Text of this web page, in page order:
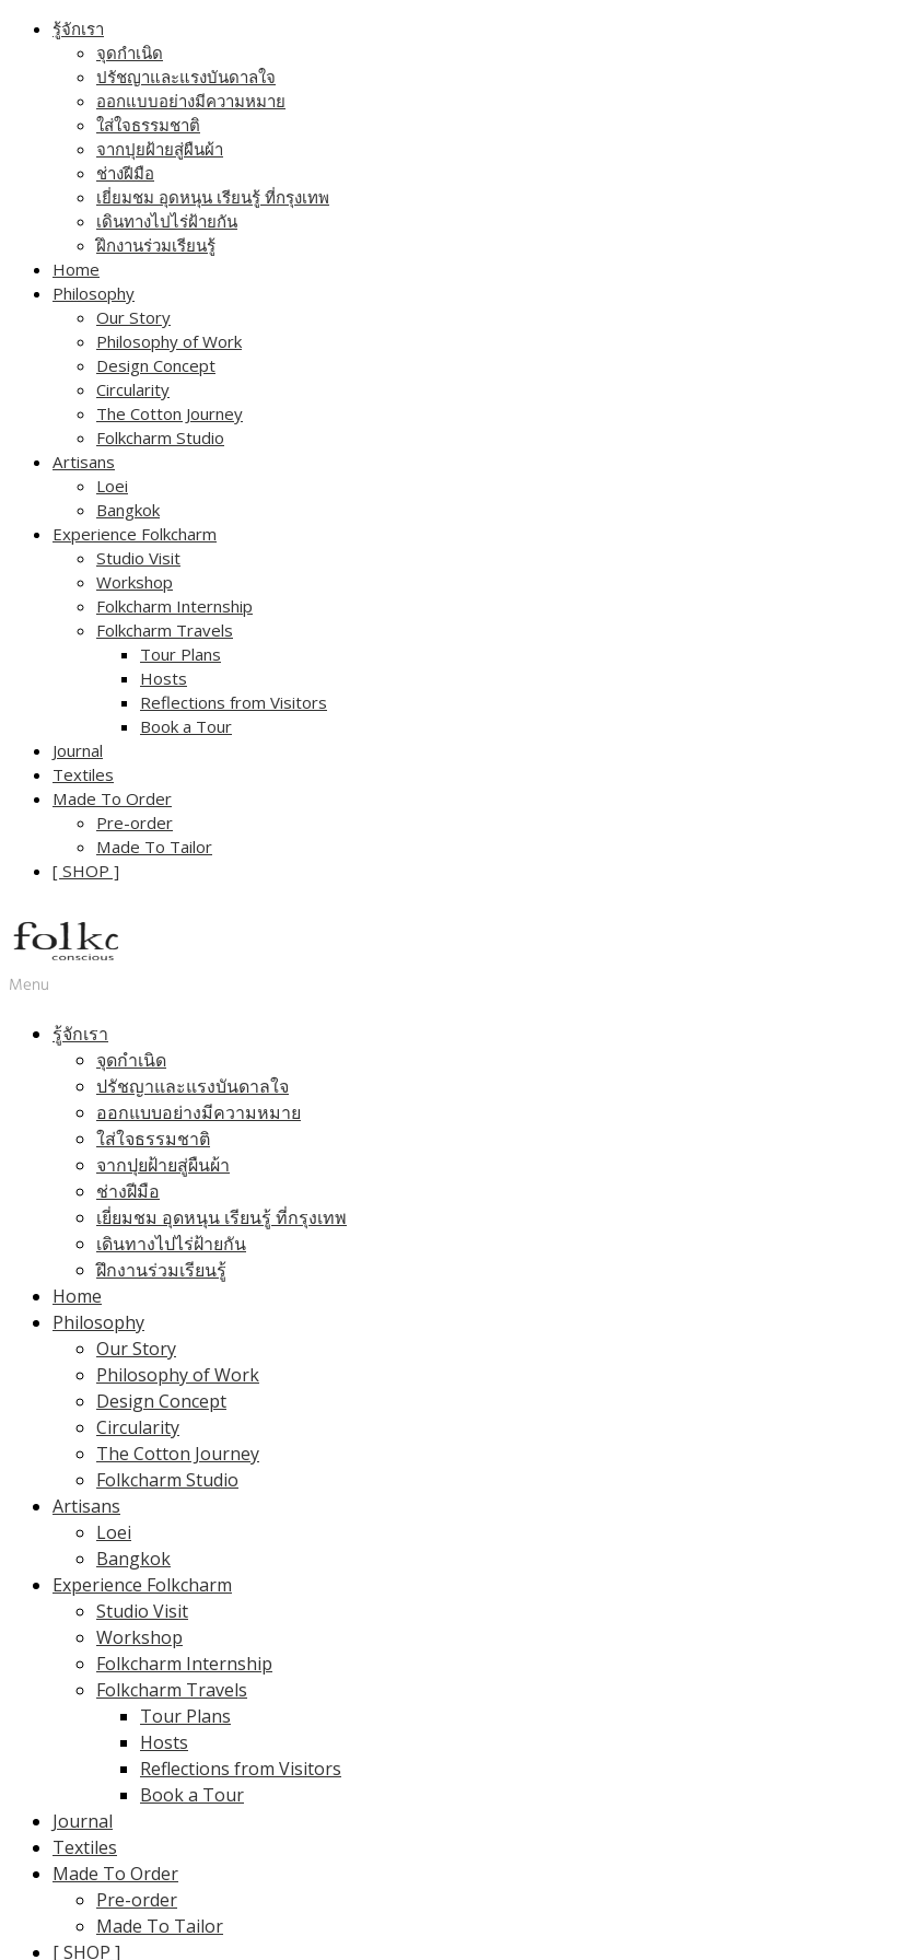
Skip
รู้จักเรา
จุดกำเนิด
ปรัชญาและแรงบันดาลใจ
ออกแบบอย่างมีความหมาย
ใส่ใจธรรมชาติ
จากปุยฝ้ายสู่ผืนผ้า
ช่างฝีมือ
เยี่ยมชม อุดหนุน เรียนรู้ ที่กรุงเทพ
เดินทางไปไร่ฝ้ายกัน
ฝึกงานร่วมเรียนรู้
Home
Philosophy
Our Story
Philosophy of Work
Design Concept
Circularity
The Cotton Journey
Folkcharm Studio
Artisans
Loei
Bangkok
Experience Folkcharm
Studio Visit
Workshop
Folkcharm Internship
Folkcharm Travels
Tour Plans
Hosts
Reflections from Visitors
Book a Tour
Journal
Textiles
Made To Order
Pre-order
Made To Tailor
[ SHOP ]
Menu
รู้จักเรา
จุดกำเนิด
ปรัชญาและแรงบันดาลใจ
ออกแบบอย่างมีความหมาย
ใส่ใจธรรมชาติ
จากปุยฝ้ายสู่ผืนผ้า
ช่างฝีมือ
เยี่ยมชม อุดหนุน เรียนรู้ ที่กรุงเทพ
เดินทางไปไร่ฝ้ายกัน
ฝึกงานร่วมเรียนรู้
Home
Philosophy
Our Story
Philosophy of Work
Design Concept
Circularity
The Cotton Journey
Folkcharm Studio
Artisans
Loei
Bangkok
Experience Folkcharm
Studio Visit
Workshop
Folkcharm Internship
Folkcharm Travels
Tour Plans
Hosts
Reflections from Visitors
Book a Tour
Journal
Textiles
Made To Order
Pre-order
Made To Tailor
[ SHOP ]